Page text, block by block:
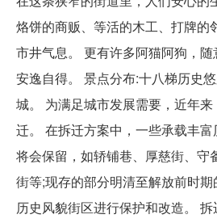
烙饼的商贩、等活的木工、打牌的
市井气息。 更有许多阿猫阿狗，随
安逸自得。 景点分布:十八梯历史
城。 为满足城市发展需要，近年
迁。 在拆迁方案中，一些承载丰
将会保留，如轿铺巷、厚慈街、守
街等;现存的部分明清至解放前时
历史风貌街区进行保护和改造。